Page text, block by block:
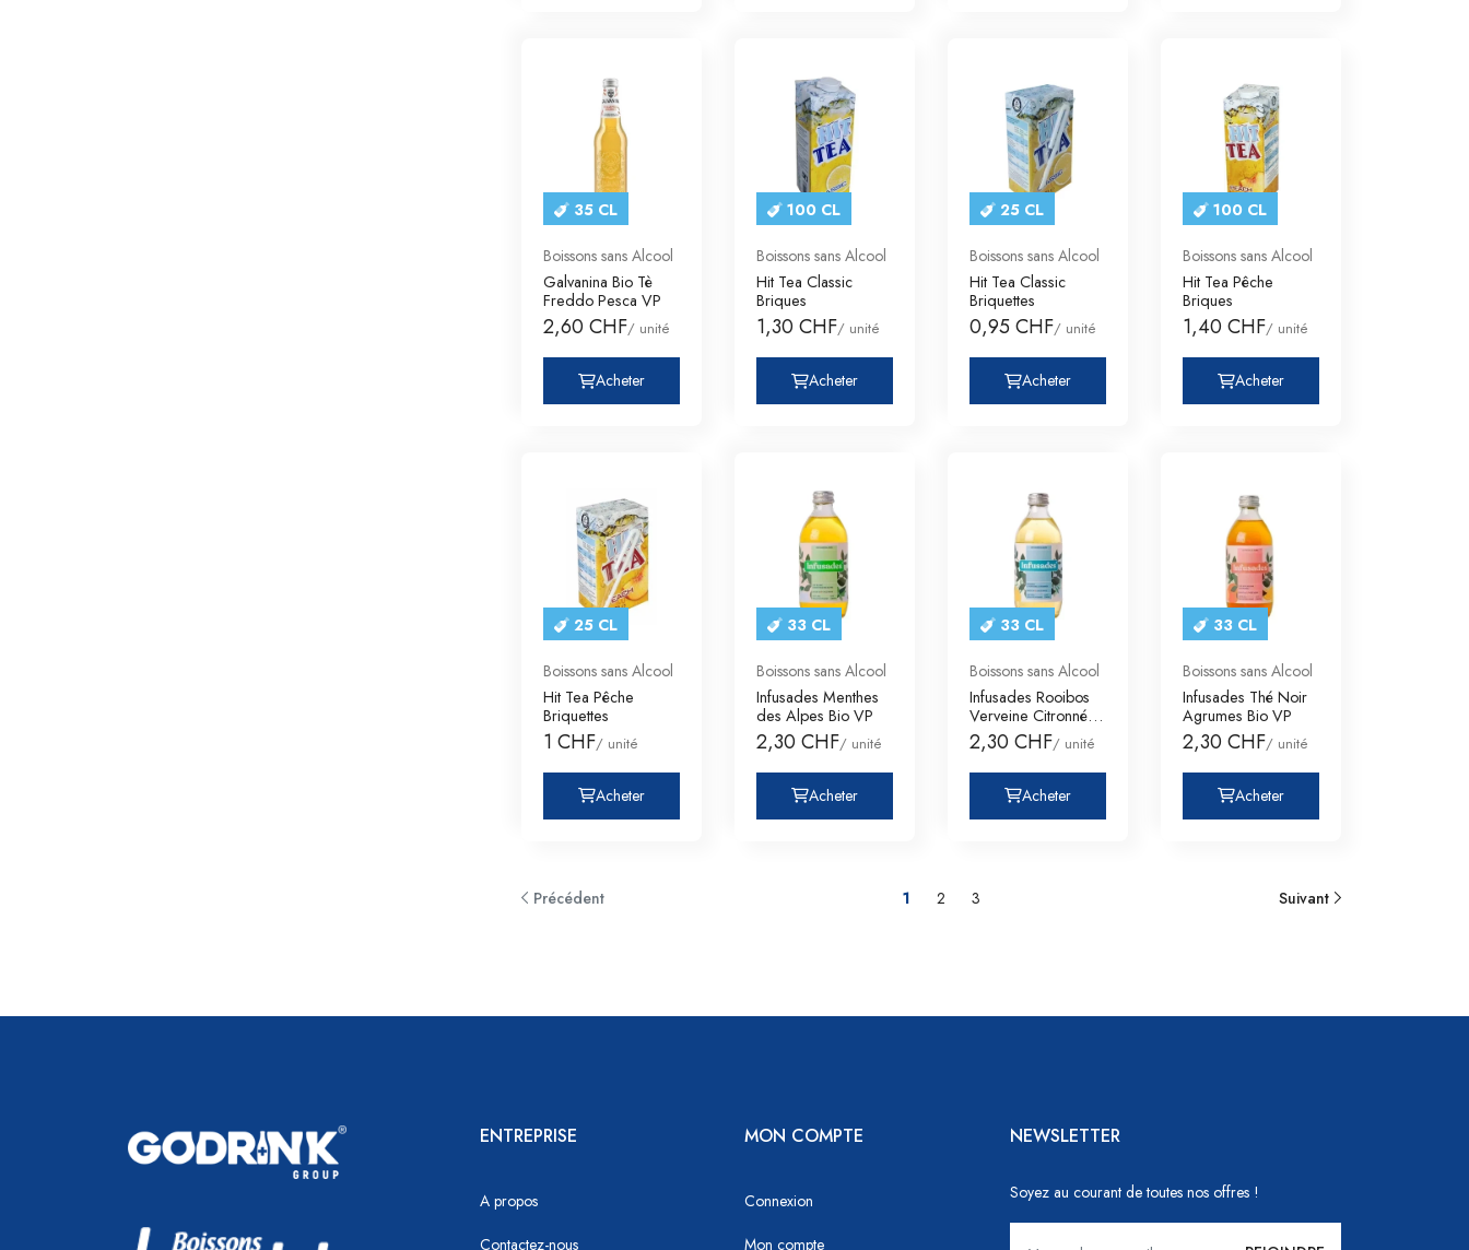
35 CL
Boissons sans Alcool
Galvanina Bio Tè
Freddo Pesca VP
2,60 CHF/ unité
Acheter
100 CL
Boissons sans Alcool
Hit Tea Classic
Briques
1,30 CHF/ unité
Acheter
25 CL
Boissons sans Alcool
Hit Tea Classic
Briquettes
0,95 CHF/ unité
Acheter
100 CL
Boissons sans Alcool
Hit Tea Pêche
Briques
1,40 CHF/ unité
Acheter
25 CL
Boissons sans Alcool
Hit Tea Pêche
Briquettes
1 CHF/ unité
Acheter
33 CL
Boissons sans Alcool
Infusades Menthes
des Alpes Bio VP
2,30 CHF/ unité
Acheter
33 CL
Boissons sans Alcool
Infusades Rooibos
Verveine Citronnée
Bio VP
2,30 CHF/ unité
Acheter
33 CL
Boissons sans Alcool
Infusades Thé Noir
Agrumes Bio VP
2,30 CHF/ unité
Acheter
Précédent 1 2 3 Suivant
ENTREPRISE
A propos
Contactez-nous
MON COMPTE
Connexion
Mon compte
NEWSLETTER
Soyez au courant de toutes nos offres !